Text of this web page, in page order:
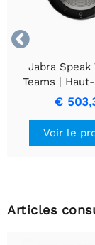

Jabra Speak
Teams |
Universel |
| Noir/
€
Voir le
Articles